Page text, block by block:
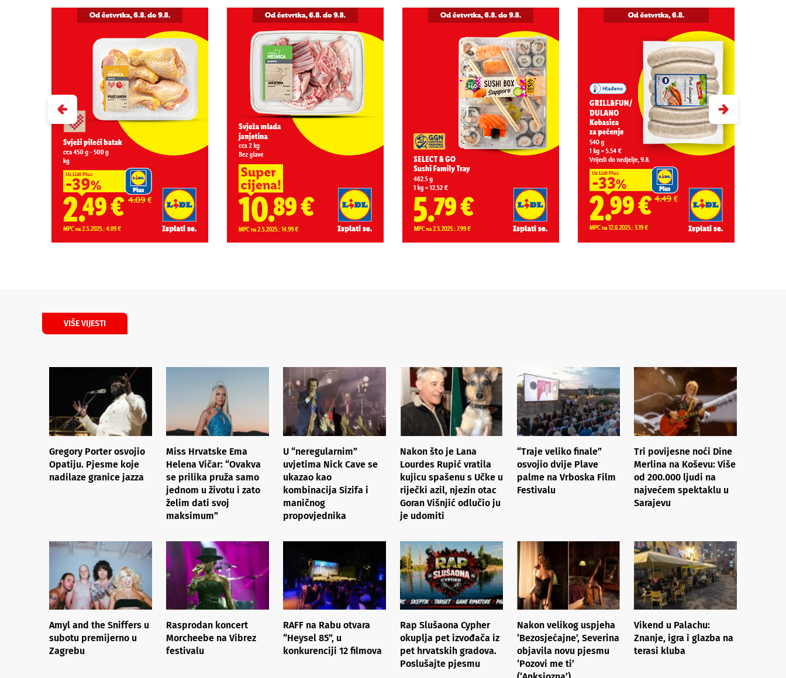
VIŠE VIJESTI
Gregory Porter osvojio
Opatiju. Pjesme koje
nadilaze granice jazza
Miss Hrvatske Ema
Helena Vičar: “Ovakva
se prilika pruža samo
jednom u životu i zato
želim dati svoj
maksimum”
U “neregularnim”
uvjetima Nick Cave se
ukazao kao
kombinacija Sizifa i
maničnog
propovjednika
Nakon što je Lana
Lourdes Rupić vratila
kujicu spašenu s Učke u
riječki azil, njezin otac
Goran Višnjić odlučio ju
je udomiti
“Traje veliko finale”
osvojio dvije Plave
palme na Vrboska Film
Festivalu
Tri povijesne noći Dine
Merlina na Koševu: Više
od 200.000 ljudi na
najvećem spektaklu u
Sarajevu
Amyl and the Sniffers u
subotu premijerno u
Zagrebu
Rasprodan koncert
Morcheebe na Vibrez
festivalu
RAFF na Rabu otvara
“Heysel 85”, u
konkurenciji 12 filmova
Rap Slušaona Cypher
okuplja pet izvođača iz
pet hrvatskih gradova.
Poslušajte pjesmu
Nakon velikog uspjeha
‘Bezosjećajne’, Severina
objavila novu pjesmu
‘Pozovi me ti’
Vikend u Palachu:
Znanje, igra i glazba na
terasi kluba